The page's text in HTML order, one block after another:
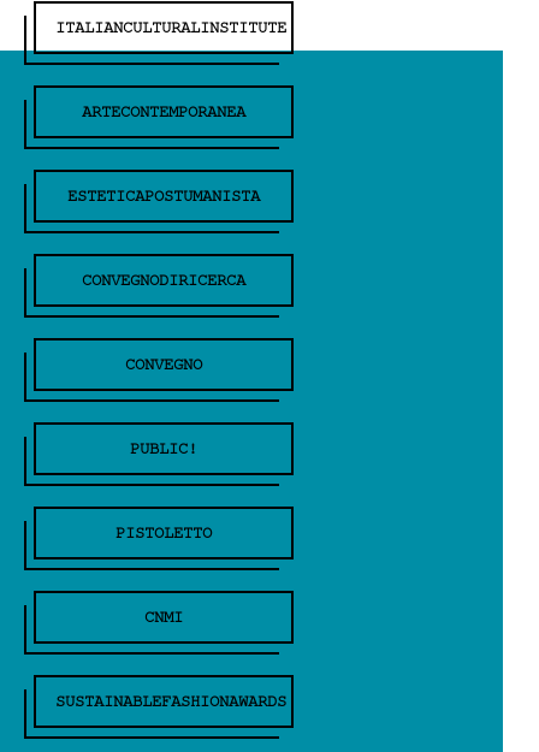
ITALIANCULTURALINSTITUTE
ARTECONTEMPORANEA
ESTETICAPOSTUMANISTA
CONVEGNODIRICERCA
CONVEGNO
PUBLIC!
PISTOLETTO
CNMI
SUSTAINABLEFASHIONAWARDS